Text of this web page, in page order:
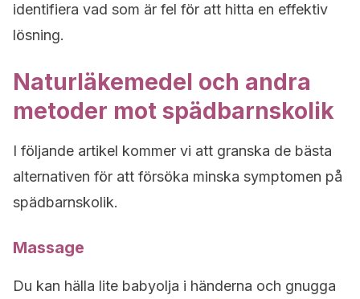
identifiera vad som är fel för att hitta en effektiv
lösning.
Naturläkemedel och andra
metoder mot spädbarnskolik
I följande artikel kommer vi att granska de bästa
alternativen för att försöka minska symptomen på
spädbarnskolik.
Massage
Du kan hälla lite babyolja i händerna och gnugga